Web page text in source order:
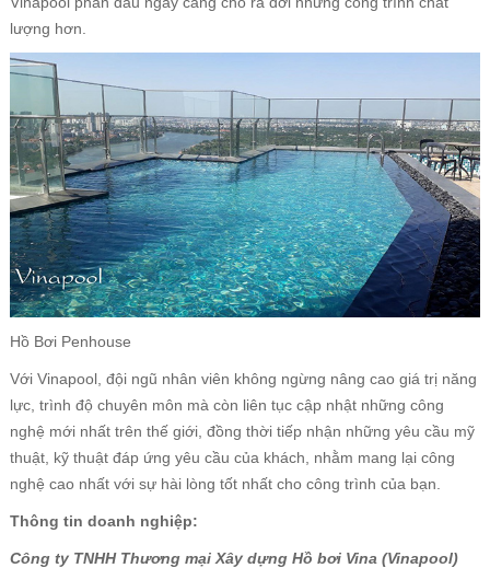
lượng hơn.
Hồ Bơi Penhouse
Với Vinapool, đội ngũ nhân viên không ngừng nâng cao giá trị năng
lực, trình độ chuyên môn mà còn liên tục cập nhật những công
nghệ mới nhất trên thế giới, đồng thời tiếp nhận những yêu cầu mỹ
thuật, kỹ thuật đáp ứng yêu cầu của khách, nhằm mang lại công
nghệ cao nhất với sự hài lòng tốt nhất cho công trình của bạn.
Thông tin doanh nghiệp:
Công ty TNHH Thương mại Xây dựng Hồ bơi Vina (Vinapool)